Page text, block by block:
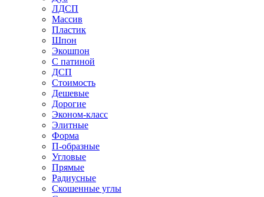
ЛДСП
Массив
Пластик
Шпон
Экошпон
С патиной
ДСП
Стоимость
Дешевые
Дорогие
Эконом-класс
Элитные
Форма
П-образные
Угловые
Прямые
Радиусные
Скошенные углы